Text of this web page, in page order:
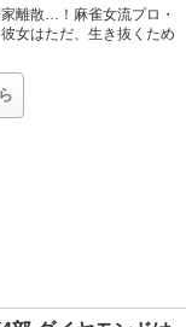
離散…！麻雀女流プロ・
女はただ、生き抜くため